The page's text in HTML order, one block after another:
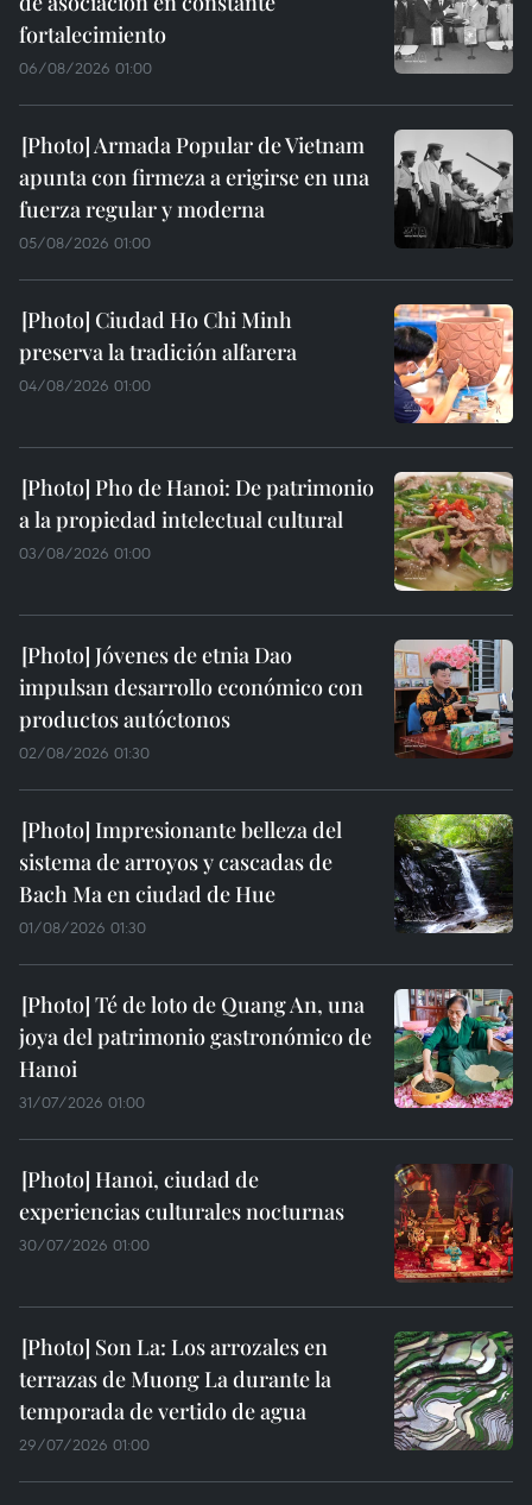
fortalecimiento
06/08/2026 01:00
Armada Popular de Vietnam
apunta con firmeza a erigirse en una
fuerza regular y moderna
05/08/2026 01:00
Ciudad Ho Chi Minh
preserva la tradición alfarera
04/08/2026 01:00
Pho de Hanoi: De patrimonio
a la propiedad intelectual cultural
03/08/2026 01:00
Jóvenes de etnia Dao
impulsan desarrollo económico con
productos autóctonos
02/08/2026 01:30
Impresionante belleza del
sistema de arroyos y cascadas de
Bach Ma en ciudad de Hue
01/08/2026 01:30
Té de loto de Quang An, una
joya del patrimonio gastronómico de
Hanoi
31/07/2026 01:00
Hanoi, ciudad de
experiencias culturales nocturnas
30/07/2026 01:00
Son La: Los arrozales en
terrazas de Muong La durante la
temporada de vertido de agua
29/07/2026 01:00